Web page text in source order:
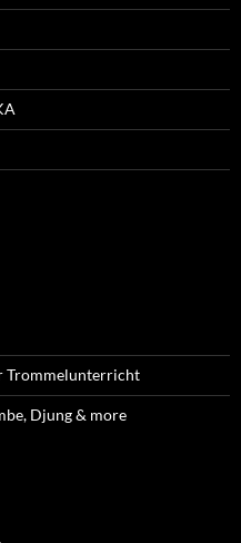
Trommelunterricht
Djung & more